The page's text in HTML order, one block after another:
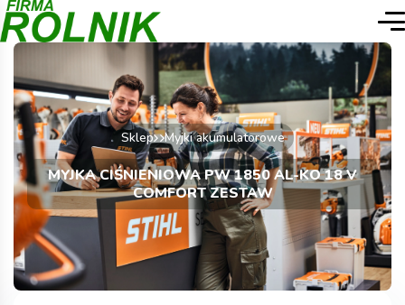
Sklep Myjki akumulatorowe
MYJKA CIŚNIENIOWA PW 1850 AL-KO 18 V
COMFORT ZESTAW